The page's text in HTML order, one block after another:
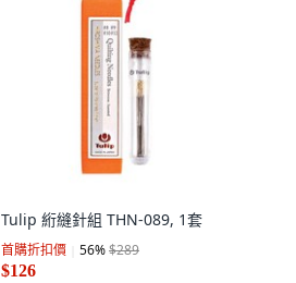
Tulip 絎縫針組 THN-089, 1套
首購折扣價 56%$289
$126